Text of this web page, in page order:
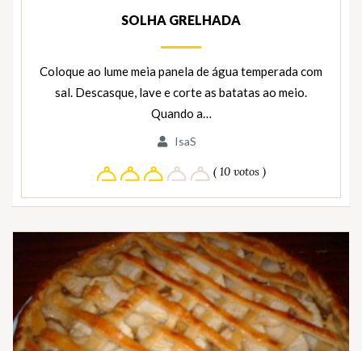
SOLHA GRELHADA
Coloque ao lume meia panela de água temperada com
sal. Descasque, lave e corte as batatas ao meio.
Quando a…
IsaS
( 10 votos )